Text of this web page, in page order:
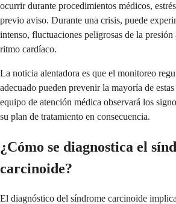
ocurrir durante procedimientos médicos,
previo aviso. Durante una crisis, puede
intenso, fluctuaciones peligrosas de la
ritmo cardíaco.
La noticia alentadora es que el monitoreo
adecuado pueden prevenir la mayoría de
equipo de atención médica observará los
su plan de tratamiento en consecuencia.
¿Cómo se diagnostica el
carcinoide?
El diagnóstico del síndrome carcinoide